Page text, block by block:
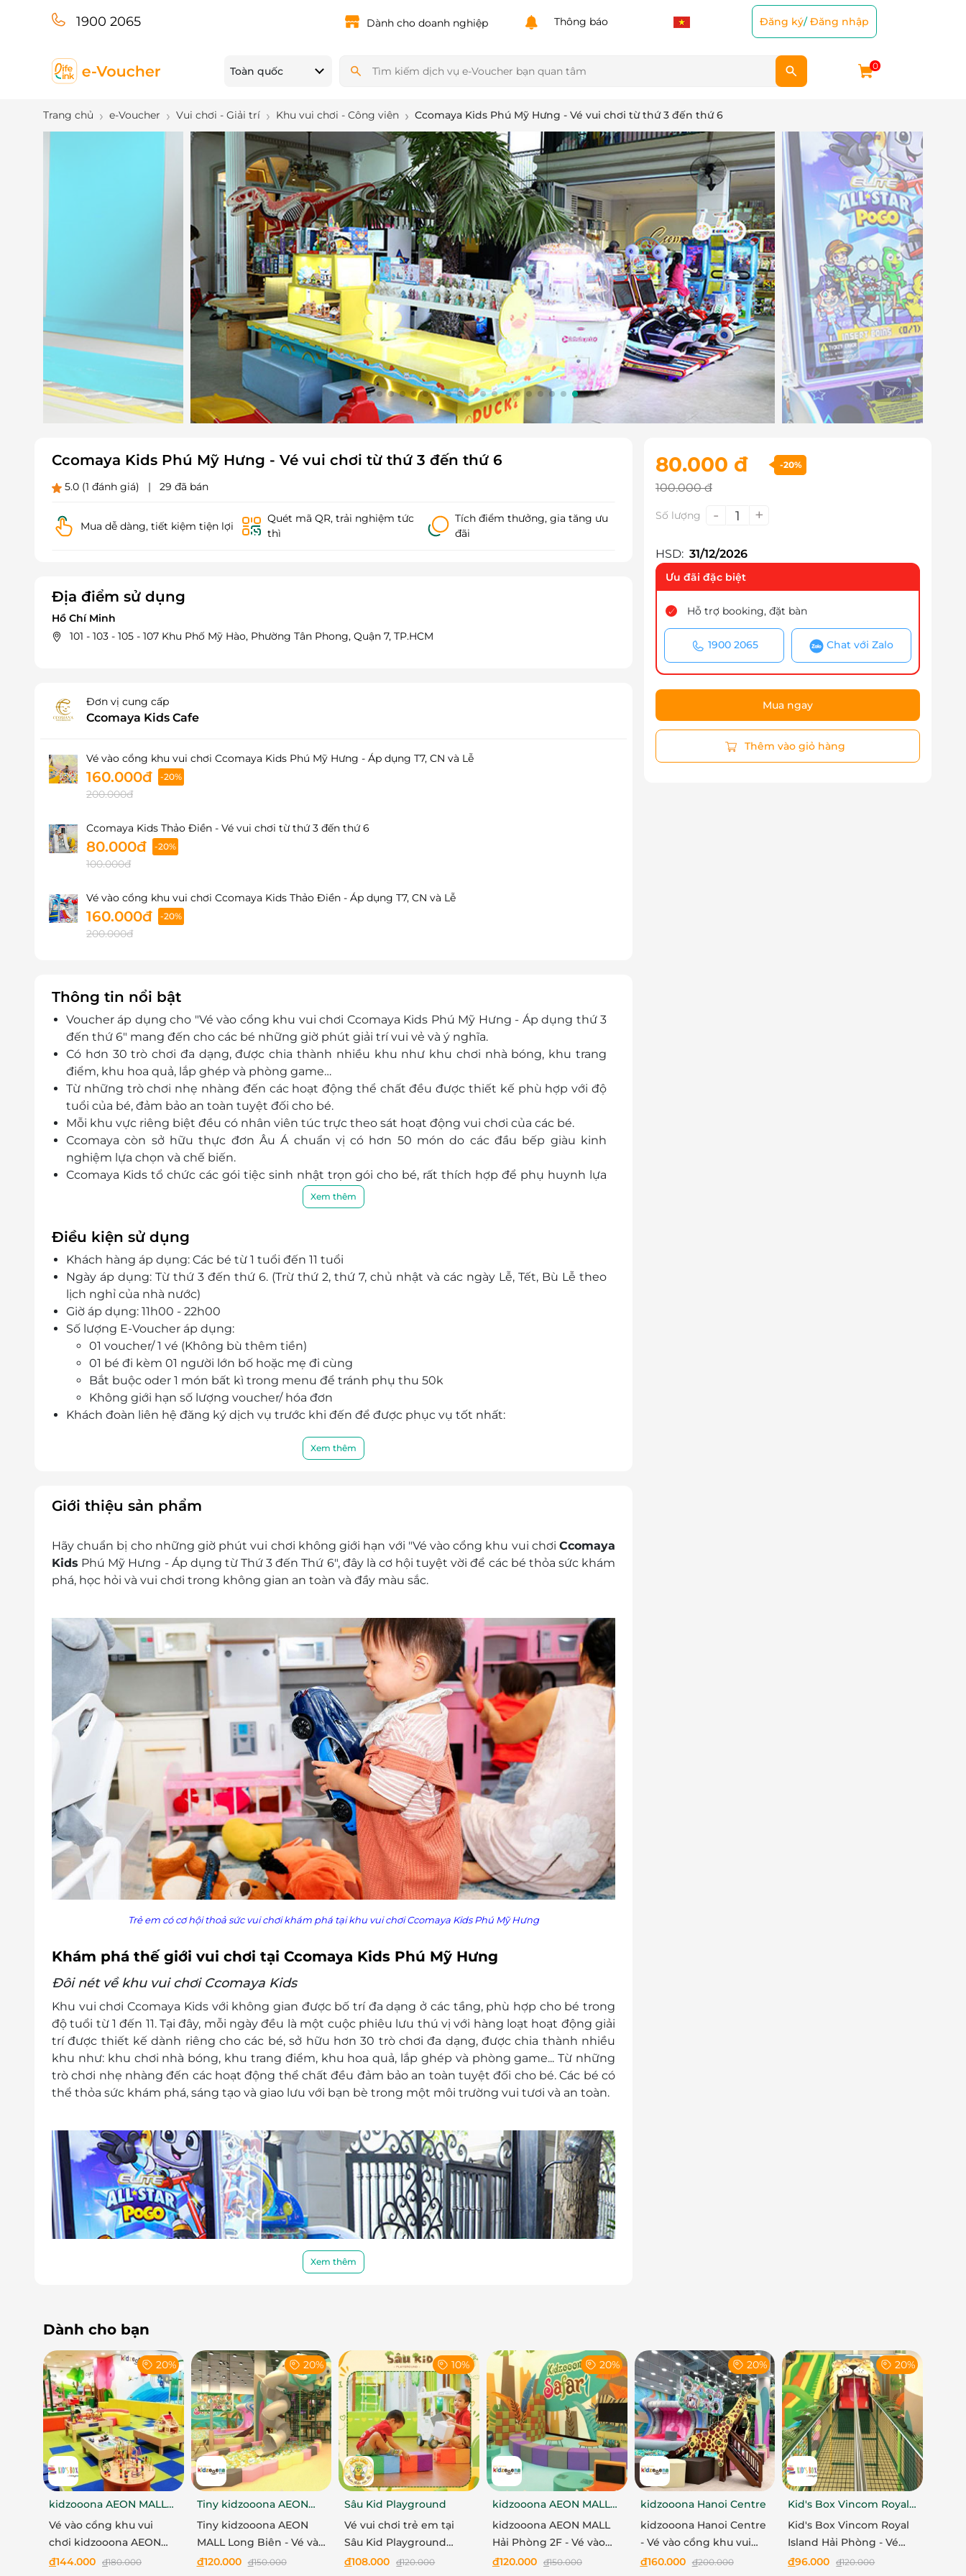
1900 2065 Dành cho doanh nghiệp Thông báo Đăng ký/Đăng nhập
Toàn quốc 0
Trang chủ e-Voucher Vui chơi - Giải trí Khu vui chơi - Công viên Ccomaya Kids Phú Mỹ Hưng - Vé vui chơi từ thứ 3 đến thứ 6
19/21
Ccomaya Kids Phú Mỹ Hưng - Vé vui chơi từ thứ 3 đến thứ 6
5.0 (1 đánh giá) | 29 đã bán
Mua dễ dàng, tiết kiệm tiện lợi
Quét mã QR, trải nghiệm tức
thì
Tích điểm thưởng, gia tăng ưu
đãi
Địa điểm sử dụng
Hồ Chí Minh
101 - 103 - 105 - 107 Khu Phố Mỹ Hào, Phường Tân Phong, Quận 7, TP.HCM
Đơn vị cung cấp
Ccomaya Kids Cafe
Vé vào cổng khu vui chơi Ccomaya Kids Phú Mỹ Hưng - Áp dụng T7, CN và Lễ
160.000đ -20%
200.000đ
Ccomaya Kids Thảo Điền - Vé vui chơi từ thứ 3 đến thứ 6
80.000đ -20%
100.000đ
Vé vào cổng khu vui chơi Ccomaya Kids Thảo Điền - Áp dụng T7, CN và Lễ
160.000đ -20%
200.000đ
Thông tin nổi bật
Voucher áp dụng cho "Vé vào cổng khu vui chơi Ccomaya Kids Phú Mỹ Hưng - Áp dụng thứ 3
đến thứ 6" mang đến cho các bé những giờ phút giải trí vui vẻ và ý nghĩa.
Có hơn 30 trò chơi đa dạng, được chia thành nhiều khu như khu chơi nhà bóng, khu trang
điểm, khu hoa quả, lắp ghép và phòng game…
Từ những trò chơi nhẹ nhàng đến các hoạt động thể chất đều được thiết kế phù hợp với độ
tuổi của bé, đảm bảo an toàn tuyệt đối cho bé.
Mỗi khu vực riêng biệt đều có nhân viên túc trực theo sát hoạt động vui chơi của các bé.
Ccomaya còn sở hữu thực đơn Âu Á chuẩn vị có hơn 50 món do các đầu bếp giàu kinh
nghiệm lựa chọn và chế biến.
Ccomaya Kids tổ chức các gói tiệc sinh nhật trọn gói cho bé, rất thích hợp để phụ huynh lựa
Đội ngũ nhân viên chu đáo, nhiệt tình, Ccomaya Kids hứa hẹn sẽ làm hài lòng mọi quý khách
hàng.
Xem thêm
Điều kiện sử dụng
Khách hàng áp dụng: Các bé từ 1 tuổi đến 11 tuổi
Ngày áp dụng: Từ thứ 3 đến thứ 6. (Trừ thứ 2, thứ 7, chủ nhật và các ngày Lễ, Tết, Bù Lễ theo
lịch nghỉ của nhà nước)
Giờ áp dụng: 11h00 - 22h00
Số lượng E-Voucher áp dụng:
01 voucher/ 1 vé (Không bù thêm tiền)
01 bé đi kèm 01 người lớn bố hoặc mẹ đi cùng
Bắt buộc oder 1 món bất kì trong menu để tránh phụ thu 50k
Không giới hạn số lượng voucher/ hóa đơn
Khách đoàn liên hệ đăng ký dịch vụ trước khi đến để được phục vụ tốt nhất:
Phong, Quận 7, Thành phố Hồ Chí Minh
E-Voucher/E-Coupon không có giá trị quy đổi thành tiền mặt, không trả lại tiền thừa
Không áp dụng đồng thời với chương trình khuyến mại khác.
Xem thêm
Giới thiệu sản phẩm
Hãy chuẩn bị cho những giờ phút vui chơi không giới hạn với "Vé vào cổng khu vui chơi Ccomaya
Kids Phú Mỹ Hưng - Áp dụng từ Thứ 3 đến Thứ 6", đây là cơ hội tuyệt vời để các bé thỏa sức khám
phá, học hỏi và vui chơi trong không gian an toàn và đầy màu sắc.
Trẻ em có cơ hội thoả sức vui chơi khám phá tại khu vui chơiCcomaya Kids Phú Mỹ Hưng
Khám phá thế giới vui chơi tại Ccomaya Kids Phú Mỹ Hưng
Đôi nét về khu vui chơi Ccomaya Kids
Khu vui chơi Ccomaya Kids với không gian được bố trí đa dạng ở các tầng, phù hợp cho bé trong
độ tuổi từ 1 đến 11. Tại đây, mỗi ngày đều là một cuộc phiêu lưu thú vị với hàng loạt hoạt động giải
trí được thiết kế dành riêng cho các bé, sở hữu hơn 30 trò chơi đa dạng, được chia thành nhiều
khu như: khu chơi nhà bóng, khu trang điểm, khu hoa quả, lắp ghép và phòng game... Từ những
trò chơi nhẹ nhàng đến các hoạt động thể chất đều đảm bảo an toàn tuyệt đối cho bé. Các bé có
thể thỏa sức khám phá, sáng tạo và giao lưu với bạn bè trong một môi trường vui tươi và an toàn.
Xem thêm
80.000 đ -20%
100.000 đ
Số lượng - 1 +
HSD: 31/12/2026
Ưu đãi đặc biệt
Hỗ trợ booking, đặt bàn
1900 2065 Chat với Zalo
Mua ngay
Thêm vào giỏ hàng
Dành cho bạn
20%
kidzooona AEON MALL
Hải Phòng 3F
Vé vào cổng khu vui
chơi kidzooona AEON
MALL Hải Phòng 3F bao
đ144.000 đ180.000
20%
Tiny kidzooona AEON
MALL Long Biên
Tiny kidzooona AEON
MALL Long Biên - Vé vào
cổng khu vui chơi bao
đ120.000 đ150.000
10%
Sâu Kid Playground
Vé vui chơi trẻ em tại
Sâu Kid Playground
trước 16h từ Thứ 2 - Thứ
đ108.000 đ120.000
20%
kidzooona AEON MALL
Hải Phòng 2F
kidzooona AEON MALL
Hải Phòng 2F - Vé vào
cổng khu vui chơi bao
đ120.000 đ150.000
20%
kidzooona Hanoi Centre
kidzooona Hanoi Centre
- Vé vào cổng khu vui
chơi bao gồm Lễ Tết
đ160.000 đ200.000
20%
Kid's Box Vincom Royal
Island Hải Phòng
Kid's Box Vincom Royal
Island Hải Phòng - Vé
vào cổng khu vui chơi
đ96.000 đ120.000